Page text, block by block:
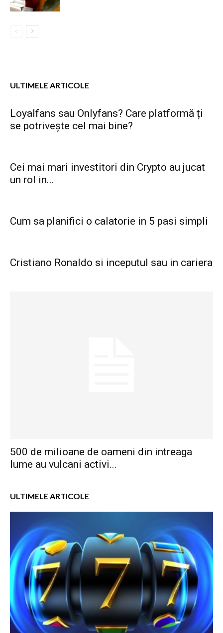
ULTIMELE ARTICOLE
Loyalfans sau Onlyfans? Care platformă ți
se potrivește cel mai bine?
Cei mai mari investitori din Crypto au jucat
un rol in...
Cum sa planifici o calatorie in 5 pasi simpli
Cristiano Ronaldo si inceputul sau in cariera
500 de milioane de oameni din intreaga
lume au vulcani activi...
ULTIMELE ARTICOLE